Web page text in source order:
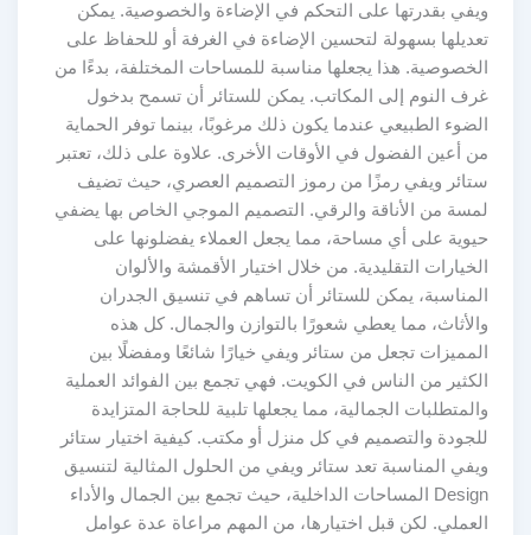
ويفي بقدرتها على التحكم في الإضاءة والخصوصية. يمكن
تعديلها بسهولة لتحسين الإضاءة في الغرفة أو للحفاظ على
الخصوصية. هذا يجعلها مناسبة للمساحات المختلفة، بدءًا من
غرف النوم إلى المكاتب. يمكن للستائر أن تسمح بدخول
الضوء الطبيعي عندما يكون ذلك مرغوبًا، بينما توفر الحماية
من أعين الفضول في الأوقات الأخرى. علاوة على ذلك، تعتبر
ستائر ويفي رمزًا من رموز التصميم العصري، حيث تضيف
لمسة من الأناقة والرقي. التصميم الموجي الخاص بها يضفي
حيوية على أي مساحة، مما يجعل العملاء يفضلونها على
الخيارات التقليدية. من خلال اختيار الأقمشة والألوان
المناسبة، يمكن للستائر أن تساهم في تنسيق الجدران
والأثاث، مما يعطي شعورًا بالتوازن والجمال. كل هذه
المميزات تجعل من ستائر ويفي خيارًا شائعًا ومفضلًا بين
الكثير من الناس في الكويت. فهي تجمع بين الفوائد العملية
والمتطلبات الجمالية، مما يجعلها تلبية للحاجة المتزايدة
للجودة والتصميم في كل منزل أو مكتب. كيفية اختيار ستائر
ويفي المناسبة تعد ستائر ويفي من الحلول المثالية لتنسيق
Design المساحات الداخلية، حيث تجمع بين الجمال والأداء
العملي. لكن قبل اختيارها، من المهم مراعاة عدة عوامل